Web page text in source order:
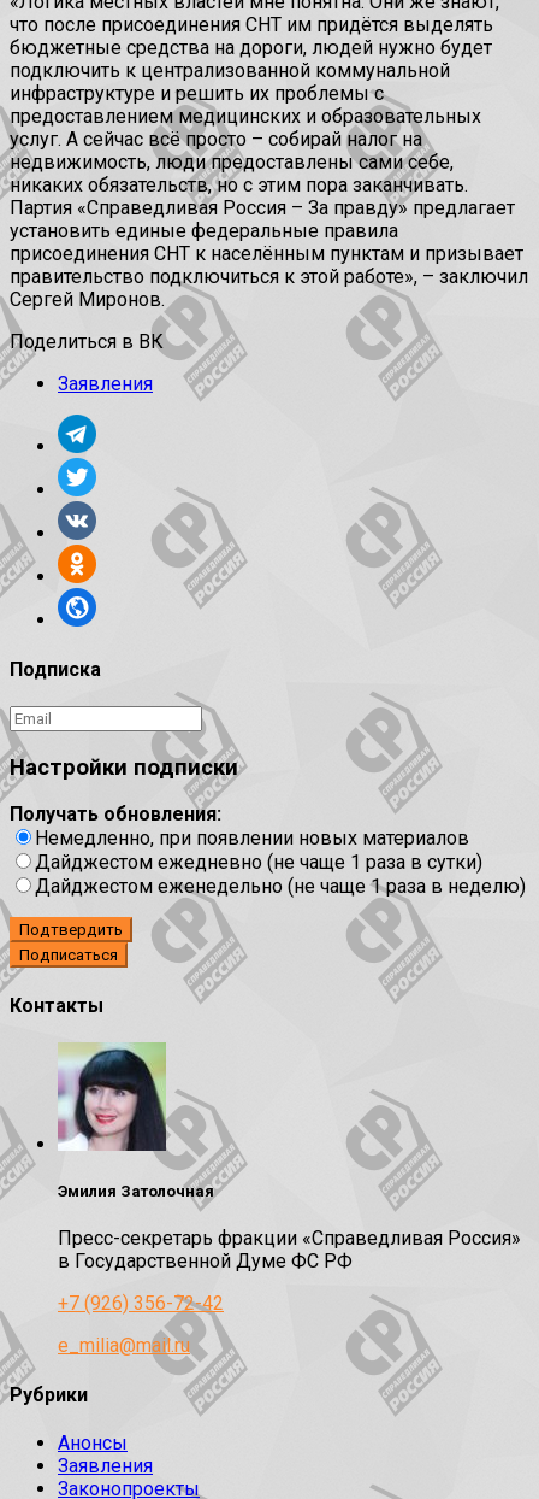
что после присоединения СНТ им придётся выделять
бюджетные средства на дороги, людей нужно будет
подключить к централизованной коммунальной
инфраструктуре и решить их проблемы с
предоставлением медицинских и образовательных
услуг. А сейчас всё просто – собирай налог на
недвижимость, люди предоставлены сами себе,
никаких обязательств, но с этим пора заканчивать.
Партия «Справедливая Россия – За правду» предлагает
установить единые федеральные правила
присоединения СНТ к населённым пунктам и призывает
правительство подключиться к этой работе», – заключил
Сергей Миронов.
Поделиться в ВК
Заявления
Подписка
Настройки подписки
Получать обновления:
Немедленно, при появлении новых материалов
Дайджестом ежедневно (не чаще 1 раза в сутки)
Дайджестом еженедельно (не чаще 1 раза в неделю)
Подтвердить
Контакты
Эмилия Затолочная
Пресс-секретарь фракции «Справедливая Россия»
в Государственной Думе ФС РФ
+7 (926) 356-72-42
e_milia@mail.ru
Рубрики
Анонсы
Заявления
Законопроекты